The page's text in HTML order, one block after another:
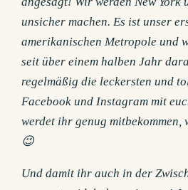
unsicher machen. Es ist unser
amerikanischen Metropole und
seit über einem halben Jahr
regelmäßig die leckersten und
Facebook und Instagram mit
werdet ihr genug mitbekommen,
😉
Und damit ihr auch in der